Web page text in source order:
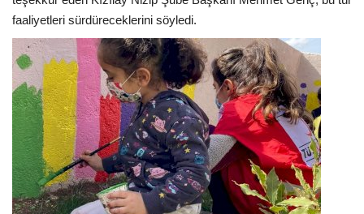
faaliyetleri sürdüreceklerini söyledi.